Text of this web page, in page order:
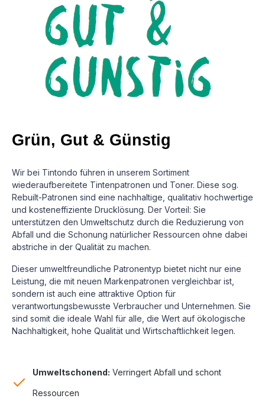
Grün, Gut & Günstig
Wir bei Tintondo führen in unserem Sortiment
wiederaufbereitete Tintenpatronen und Toner. Diese sog.
Rebuilt-Patronen sind eine nachhaltige, qualitativ hochwertige
und kosteneffiziente Drucklösung. Der Vorteil: Sie
unterstützen den Umweltschutz durch die Reduzierung von
Abfall und die Schonung natürlicher Ressourcen ohne dabei
abstriche in der Qualität zu machen.
Dieser umweltfreundliche Patronentyp bietet nicht nur eine
Leistung, die mit neuen Markenpatronen vergleichbar ist,
sondern ist auch eine attraktive Option für
verantwortungsbewusste Verbraucher und Unternehmen. Sie
sind somit die ideale Wahl für alle, die Wert auf ökologische
Nachhaltigkeit, hohe Qualität und Wirtschaftlichkeit legen.
Umweltschonend: Verringert Abfall und schont
Ressourcen